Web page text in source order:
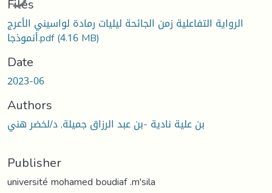
الرواية التفاعلية زمن الجائحة ليليات رمادة لواسيني الأعرج
أنموذجا.pdf(4.16 MB)
Date
2023-06
Authors
بن علية نادية -بن عبد الرزاق جميلة, د/لخضر هني
Publisher
université mohamed boudiaf .m'sila